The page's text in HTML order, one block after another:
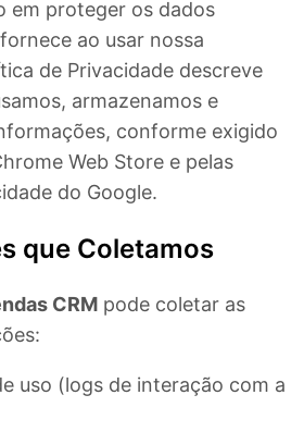
em proteger os dados
ao usar nossa
de Privacidade descreve
armazenamos e
conforme exigido
Web Store e pelas
do Google.
que Coletamos
CRM pode coletar as
uso (logs de interação com a